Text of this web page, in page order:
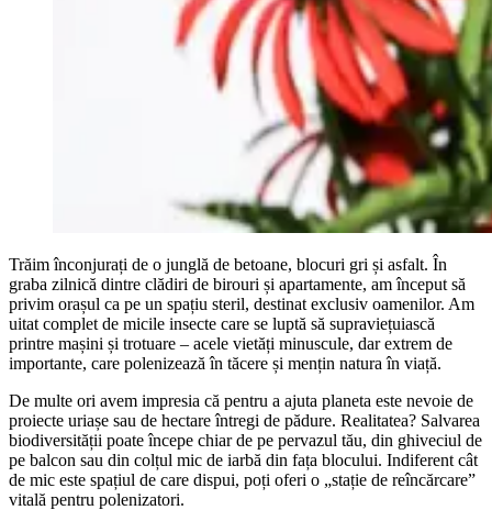
Trăim înconjurați de o junglă de betoane, blocuri gri și asfalt. În
graba zilnică dintre clădiri de birouri și apartamente, am început să
privim orașul ca pe un spațiu steril, destinat exclusiv oamenilor. Am
uitat complet de micile insecte care se luptă să supraviețuiască
printre mașini și trotuare – acele vietăți minuscule, dar extrem de
importante, care polenizează în tăcere și mențin natura în viață.
De multe ori avem impresia că pentru a ajuta planeta este nevoie de
proiecte uriașe sau de hectare întregi de pădure. Realitatea? Salvarea
biodiversității poate începe chiar de pe pervazul tău, din ghiveciul de
pe balcon sau din colțul mic de iarbă din fața blocului. Indiferent cât
de mic este spațiul de care dispui, poți oferi o „stație de reîncărcare”
vitală pentru polenizatori.